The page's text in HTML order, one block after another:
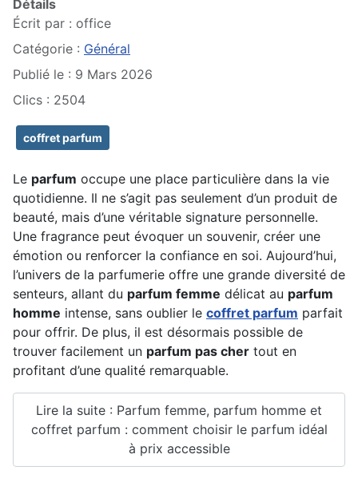
Détails
Écrit par : office
Catégorie : Général
Publié le : 9 Mars 2026
Clics : 2504
coffret parfum
Le parfum occupe une place particulière dans la vie
quotidienne. Il ne s’agit pas seulement d’un produit de
beauté, mais d’une véritable signature personnelle.
Une fragrance peut évoquer un souvenir, créer une
émotion ou renforcer la confiance en soi. Aujourd’hui,
l’univers de la parfumerie offre une grande diversité de
senteurs, allant du parfum femme délicat au parfum
homme intense, sans oublier le coffret parfum parfait
pour offrir. De plus, il est désormais possible de
trouver facilement un parfum pas cher tout en
profitant d’une qualité remarquable.
Lire la suite : Parfum femme, parfum homme et
coffret parfum : comment choisir le parfum idéal
à prix accessible